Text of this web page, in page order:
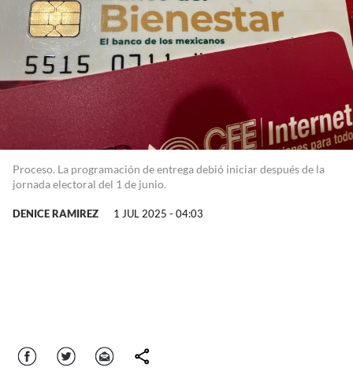
Proceso. La programación de entrega debió iniciar después de la
jornada electoral del 1 de junio.
DENICE RAMIREZ 1 JUL 2025 - 04:03
Facebook Twitter Correo comparte